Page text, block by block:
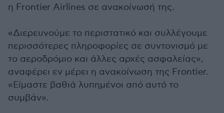
η Frontier Airlines σε ανακοίνωσή της.
«Διερευνούμε το περιστατικό και συλλέγουμε
περισσότερες πληροφορίες σε συντονισμό με
το αεροδρόμιο και άλλες αρχές ασφαλείας»,
αναφέρει εν μέρει η ανακοίνωση της Frontier.
«Είμαστε βαθιά λυπημένοι από αυτό το
συμβάν».